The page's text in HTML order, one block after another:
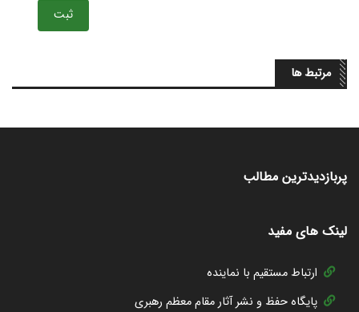
ثبت
مرتبط ها
لینک های مفید
ارتباط مستقیم با نماینده
پایگاه حفظ و نشر آثار مقام معظم رهبری
پربازدیدترین مطالب